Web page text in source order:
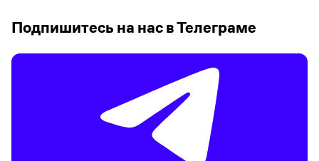
Подпишитесь на нас в Телеграме